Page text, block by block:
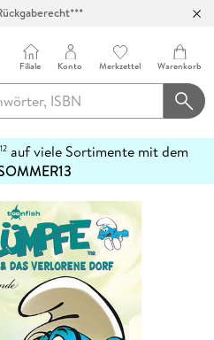
Filiale Konto Merkzettel Warenkorb
12auf viele Sortimente mit dem